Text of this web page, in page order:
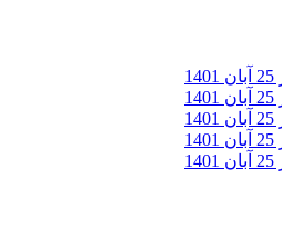
25 آبان 1401
25 آبان 1401
25 آبان 1401
25 آبان 1401
25 آبان 1401